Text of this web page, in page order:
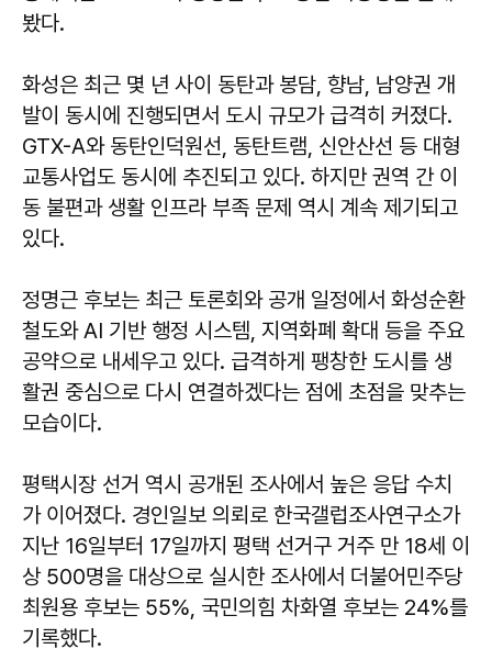
봤다.
화성은 최근 몇 년 사이 동탄과 봉담, 향남, 남양권 개
발이 동시에 진행되면서 도시 규모가 급격히 커졌다.
GTX-A와 동탄인덕원선, 동탄트램, 신안산선 등 대형
교통사업도 동시에 추진되고 있다. 하지만 권역 간 이
동 불편과 생활 인프라 부족 문제 역시 계속 제기되고
있다.
정명근 후보는 최근 토론회와 공개 일정에서 화성순환
철도와 AI 기반 행정 시스템, 지역화폐 확대 등을 주요
공약으로 내세우고 있다. 급격하게 팽창한 도시를 생
활권 중심으로 다시 연결하겠다는 점에 초점을 맞추는
모습이다.
평택시장 선거 역시 공개된 조사에서 높은 응답 수치
가 이어졌다. 경인일보 의뢰로 한국갤럽조사연구소가
지난 16일부터 17일까지 평택 선거구 거주 만 18세 이
상 500명을 대상으로 실시한 조사에서 더불어민주당
최원용 후보는 55%, 국민의힘 차화열 후보는 24%를
기록했다.